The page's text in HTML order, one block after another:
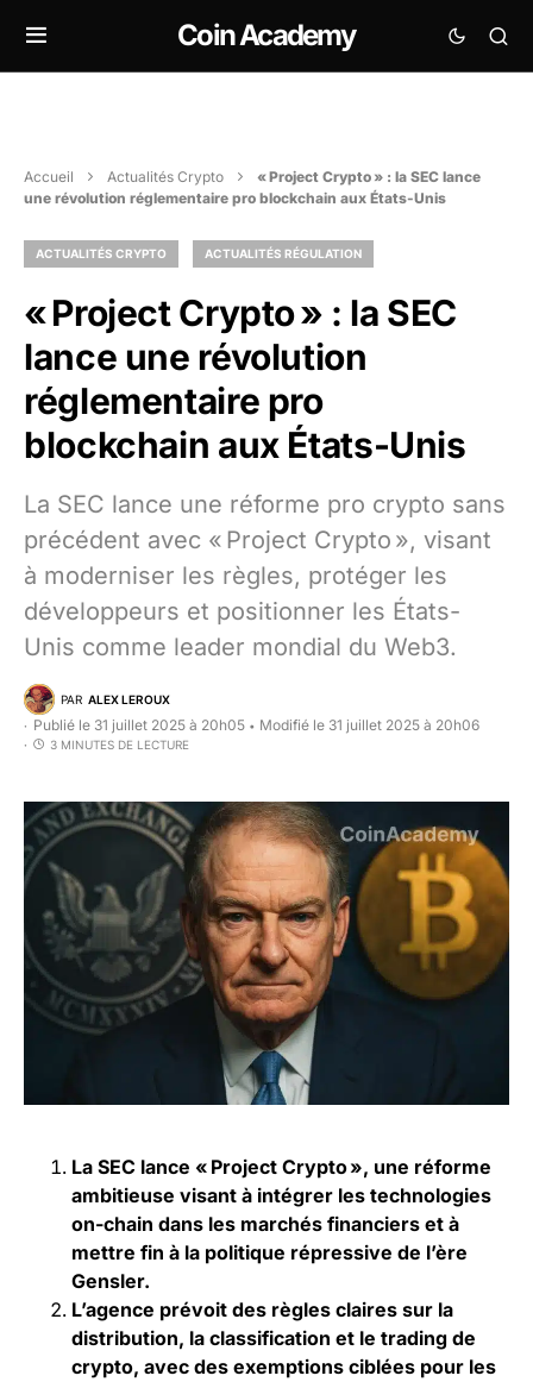
Coin Academy
Accueil Actualités Crypto
« Project Crypto » : la SEC lance
une révolution réglementaire pro blockchain aux États-Unis
ACTUALITÉS CRYPTO ACTUALITÉS RÉGULATION
« Project Crypto » : la SEC
lance une révolution
réglementaire pro
blockchain aux États-Unis
La SEC lance une réforme pro crypto sans
précédent avec « Project Crypto », visant
à moderniser les règles, protéger les
développeurs et positionner les États-
Unis comme leader mondial du Web3.
PAR ALEX LEROUX
Publié le 31 juillet 2025 à 20h05 • Modifié le 31 juillet 2025 à 20h06
3 MINUTES DE LECTURE
La SEC lance « Project Crypto », une réforme
ambitieuse visant à intégrer les technologies
on-chain dans les marchés financiers et à
mettre fin à la politique répressive de l’ère
Gensler.
L’agence prévoit des règles claires sur la
distribution, la classification et le trading de
crypto, avec des exemptions ciblées pour les